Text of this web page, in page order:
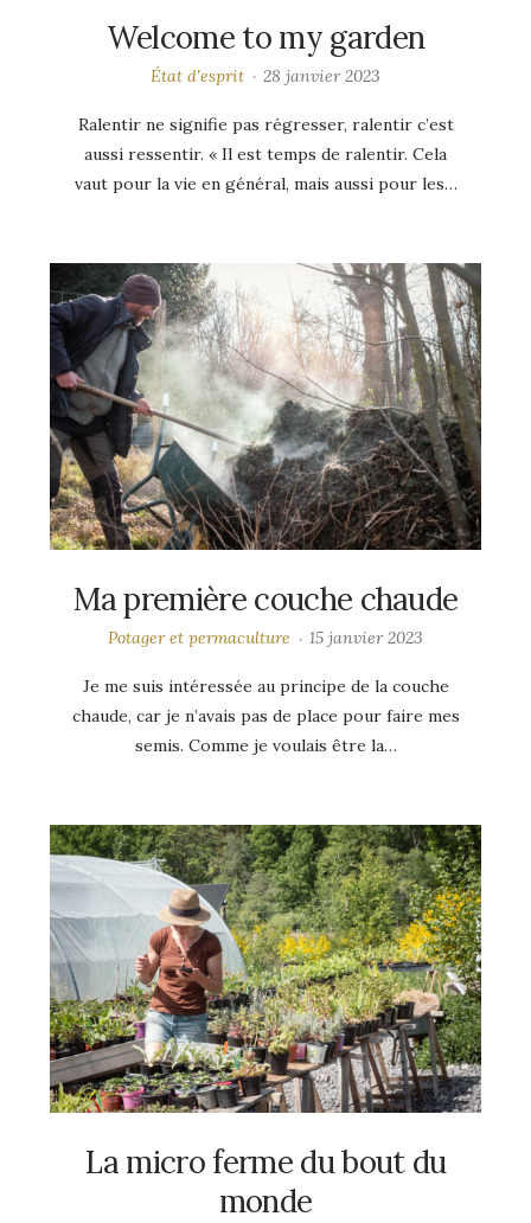
Welcome to my garden
État d'esprit 28 janvier 2023
Ralentir ne signifie pas régresser, ralentir c’est
aussi ressentir. « Il est temps de ralentir. Cela
vaut pour la vie en général, mais aussi pour les…
Ma première couche chaude
Potager et permaculture 15 janvier 2023
Je me suis intéressée au principe de la couche
chaude, car je n’avais pas de place pour faire mes
semis. Comme je voulais être la…
La micro ferme du bout du
monde